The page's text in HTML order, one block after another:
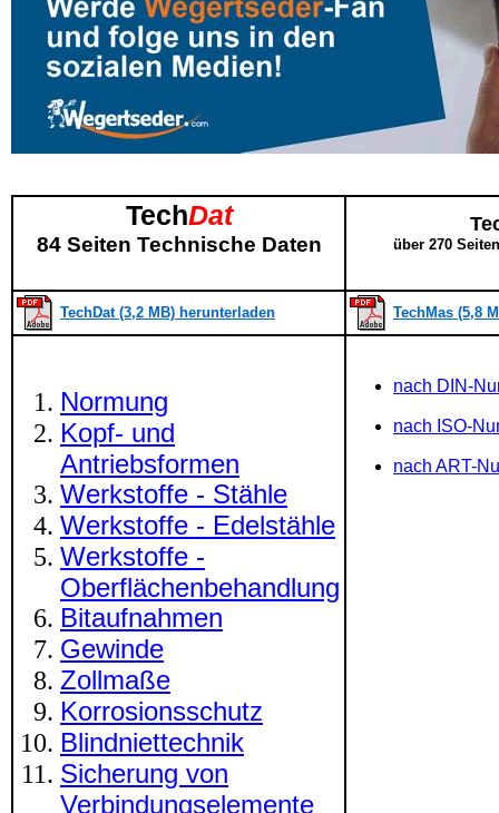
TechDat
84 Seiten Technische Daten über 270
TechDat (3,2 MB) herunterladen TechMas (5,8
Normung
Kopf- und
Antriebsformen
Werkstoffe - Stähle
Werkstoffe - Edelstähle
Werkstoffe -
Oberflächenbehandlung
Bitaufnahmen
Gewinde
Zollmaße
Korrosionsschutz
Blindniettechnik
Sicherung von
Verbindungselemente
nach DIN-
nach ISO-
nach ART-